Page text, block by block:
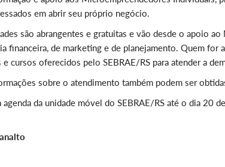
em abrir seu próprio negócio.
são abrangentes e gratuitas e vão desde o apoio
financeira, de marketing e de planejamento. Quem for
cursos oferecidos pelo SEBRAE/RS para atender a
sobre o atendimento também podem ser
agenda da unidade móvel do SEBRAE/RS até o dia 20